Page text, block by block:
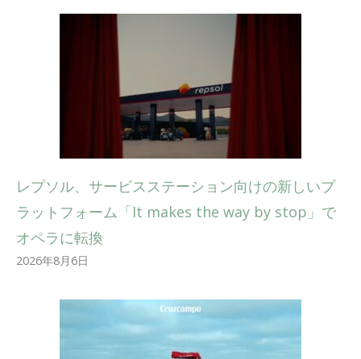
レプソル、サービスステーション向けの新しいプ
ラットフォーム「It makes the way by stop」で
オペラに転換
2026年8月6日